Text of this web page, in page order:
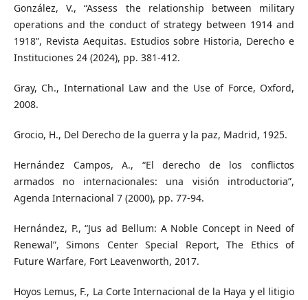
González, V., “Assess the relationship between military
operations and the conduct of strategy between 1914 and
1918”, Revista Aequitas. Estudios sobre Historia, Derecho e
Instituciones 24 (2024), pp. 381-412.
Gray, Ch., International Law and the Use of Force, Oxford,
2008.
Grocio, H., Del Derecho de la guerra y la paz, Madrid, 1925.
Hernández Campos, A., “El derecho de los conflictos
armados no internacionales: una visión introductoria”,
Agenda Internacional 7 (2000), pp. 77-94.
Hernández, P., “Jus ad Bellum: A Noble Concept in Need of
Renewal”, Simons Center Special Report, The Ethics of
Future Warfare, Fort Leavenworth, 2017.
Hoyos Lemus, F., La Corte Internacional de la Haya y el litigio